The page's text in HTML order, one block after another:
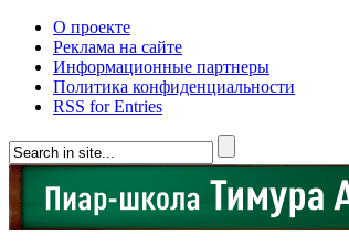
О проекте
Реклама на сайте
Информационные партнеры
Политика конфиденциальности
RSS for Entries